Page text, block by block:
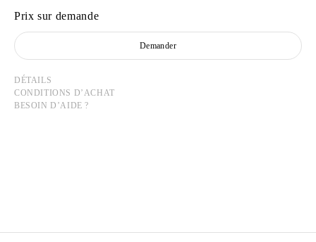
Prix sur demande
Demander
DÉTAILS
CONDITIONS D’ACHAT
BESOIN D’AIDE ?